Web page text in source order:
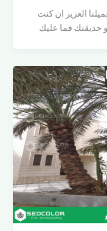
العزيز ان كنت
حديقتك فما عليك